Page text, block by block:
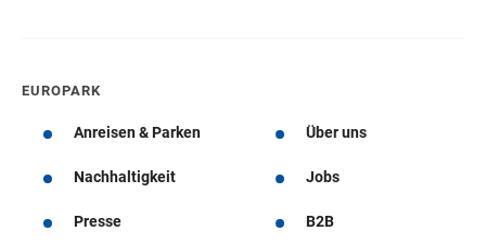
EUROPARK
Anreisen & Parken Über uns
Nachhaltigkeit Jobs
Presse B2B